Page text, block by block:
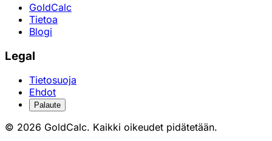
GoldCalc
Tietoa
Blogi
Legal
Tietosuoja
Ehdot
Palaute
© 2026 GoldCalc. Kaikki oikeudet pidätetään.